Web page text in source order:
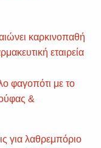
καρκινοπαθή
εταιρεία
φαγοπότι με το
&
για λαθρεμπόριο